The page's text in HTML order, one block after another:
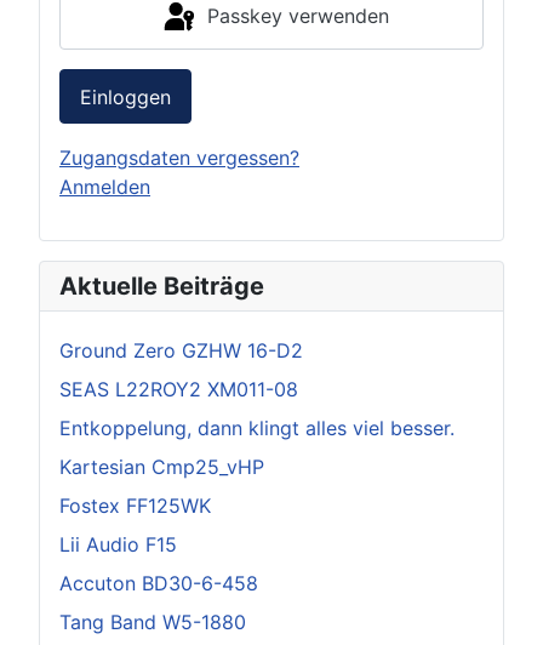
Passkey verwenden
Einloggen
Zugangsdaten vergessen?
Anmelden
Aktuelle Beiträge
Ground Zero GZHW 16-D2
SEAS L22ROY2 XM011-08
Entkoppelung, dann klingt alles viel besser.
Kartesian Cmp25_vHP
Fostex FF125WK
Lii Audio F15
Accuton BD30-6-458
Tang Band W5-1880